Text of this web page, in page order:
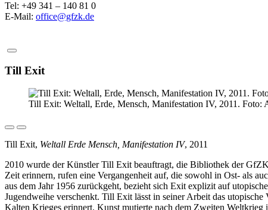
Tel: +49 341 – 140 81 0
E-Mail: office@gfzk.de
Till Exit
Till Exit: Weltall, Erde, Mensch, Manifestation IV, 2011. Foto:
Till Exit, Weltall Erde Mensch, Manifestation IV, 2011
2010 wurde der Künstler Till Exit beauftragt, die Bibliothek der
Zeit erinnern, rufen eine Vergangenheit auf, die sowohl in Ost- als
aus dem Jahr 1956 zurückgeht, bezieht sich Exit explizit auf
Jugendweihe verschenkt. Till Exit lässt in seiner Arbeit das
Kalten Krieges erinnert. Kunst mutierte nach dem Zweiten Weltkrieg